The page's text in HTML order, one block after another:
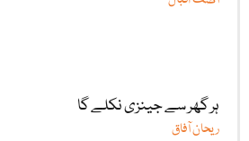
ہر گھر سے جینزی نکلے گا
ریحان آفاق